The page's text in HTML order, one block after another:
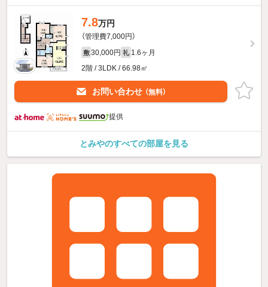
7.8万円
（管理費7,000円）
敷 30,000円 礼 1.6ヶ月
2階 / 3LDK / 66.98㎡
お問い合わせ （無料）
提供
とみやのすべての部屋を見る